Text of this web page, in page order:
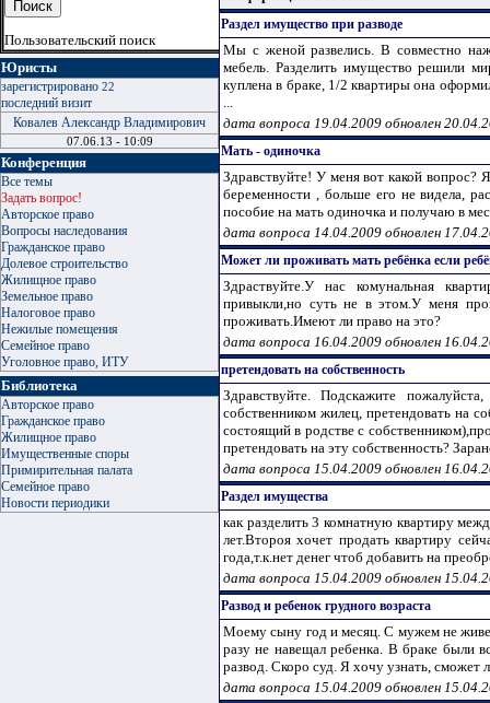
Пользовательский поиск
Юристы
зарегистрировано 22
последний визит
Ковалев Александр Владимирович
07.06.13 - 10:09
Конференция
Все темы
Задать вопрос!
Авторское право
Вопросы наследования
Гражданское право
Долевое строительство
Жилищное право
Земельное право
Налоговое право
Нежилые помещения
Семейное право
Уголовное право, ИТУ
Библиотека
Авторское право
Гражданское право
Жилищное право
Имущественные споры
Примирительная палата
Семейное право
Новости периодики
Раздел имущество при разводе
Мы с женой развелись. В совместно
мебель. Разделить имущество решили
куплена в браке, 1/2 квартиры она
...
дата вопроса 19.04.2009 обновлен
Мать - одиночка
Здравствуйте! У меня вот какой вопрос?
беременности , больше его не видела,
пособие на мать одиночка и получаю в
дата вопроса 14.04.2009 обновлен
Может ли проживать мать ребёнка если
Здраствуйте.У нас комунальная
привыкли,но суть не в этом.У меня
проживать.Имеют ли право на это?
дата вопроса 16.04.2009 обновлен
претендовать на собственность
Здравствуйте. Подскажите
собственником жилец, претендовать на
состоящий в родстве с
претендовать на эту собственность?
дата вопроса 15.04.2009 обновлен
Раздел имущества
как разделить 3 комнатную квартиру
лет.Второя хочет продать квартиру
года,т.к.нет денег чтоб добавить на
дата вопроса 15.04.2009 обновлен
Развод и ребенок грудного возраста
Моему сыну год и месяц. С мужем не
разу не навещал ребенка. В браке были
развод. Скоро суд. Я хочу узнать, сможет
дата вопроса 15.04.2009 обновлен